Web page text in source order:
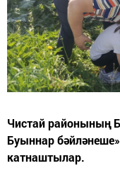
Чистай районының
Буыннар
катнаштылар.